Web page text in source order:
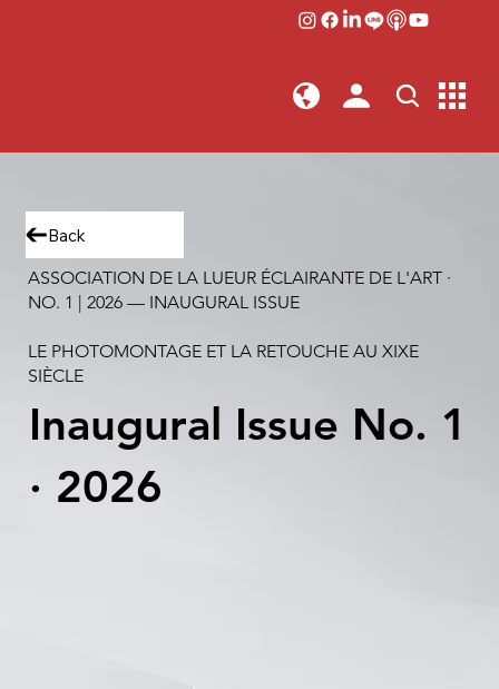
Back
ASSOCIATION DE LA LUEUR ÉCLAIRANTE DE L'ART ·
NO. 1 | 2026 — INAUGURAL ISSUE
LE PHOTOMONTAGE ET LA RETOUCHE AU XIXE
SIÈCLE
Inaugural Issue No. 1
· 2026